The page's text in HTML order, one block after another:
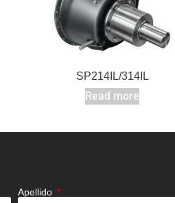
SP214IL/314IL
Read more
Apellido